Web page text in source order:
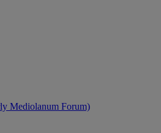
Mediolanum Forum)